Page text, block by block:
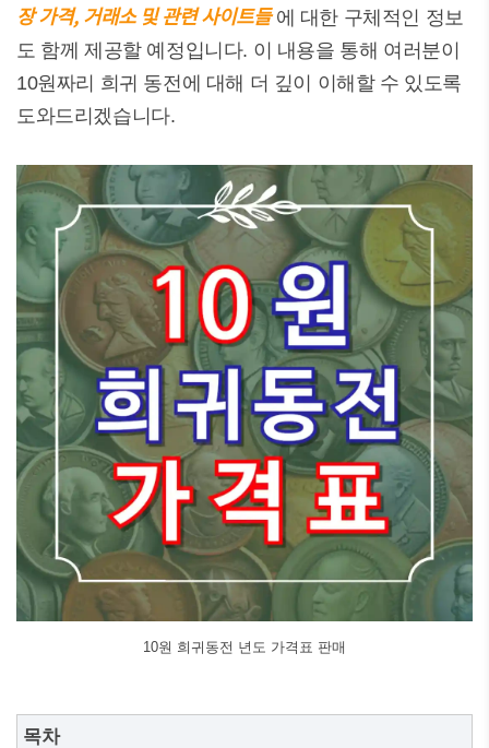
장 가격, 거래소 및 관련 사이트들 에 대한 구체적인 정보
도 함께 제공할 예정입니다. 이 내용을 통해 여러분이
10원짜리 희귀 동전에 대해 더 깊이 이해할 수 있도록
도와드리겠습니다.
10원 희귀동전 년도 가격표 판매
목차